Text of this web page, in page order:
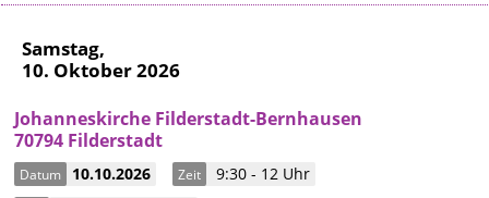
Samstag,
10. Oktober 2026
Johanneskirche Filderstadt-Bernhausen
70794 Filderstadt
Datum 10.10.2026 Zeit 9:30 - 12 Uhr